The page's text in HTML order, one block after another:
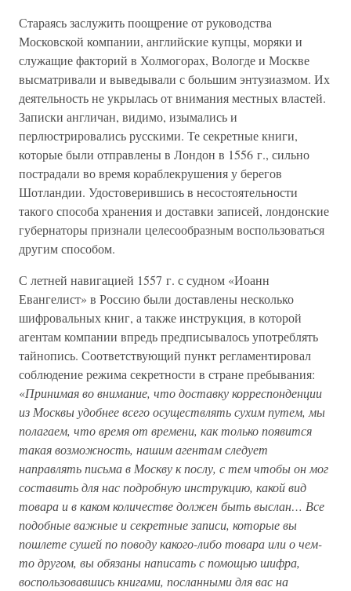
Стараясь заслужить поощрение от руководства
Московской компании, английские купцы, моряки и
служащие факторий в Холмогорах, Вологде и Москве
высматривали и выведывали с большим энтузиазмом. Их
деятельность не укрылась от внимания местных властей.
Записки англичан, видимо, изымались и
перлюстрировались русскими. Те секретные книги,
которые были отправлены в Лондон в 1556 г., сильно
пострадали во время кораблекрушения у берегов
Шотландии. Удостоверившись в несостоятельности
такого способа хранения и доставки записей, лондонские
губернаторы признали целесообразным воспользоваться
другим способом.
С летней навигацией 1557 г. с судном «Иоанн
Евангелист» в Россию были доставлены несколько
шифровальных книг, а также инструкция, в которой
агентам компании впредь предписывалось употреблять
тайнопись. Соответствующий пункт регламентировал
соблюдение режима секретности в стране пребывания:
«Принимая во внимание, что доставку корреспонденции
из Москвы удобнее всего осуществлять сухим путем, мы
полагаем, что время от времени, как только появится
такая возможность, нашим агентам следует
направлять письма в Москву к послу, с тем чтобы он мог
составить для нас подробную инструкцию, какой вид
товара и в каком количестве должен быть выслан… Все
подобные важные и секретные записи, которые вы
пошлете сушей по поводу какого-либо товара или о чем-
то другом, вы обязаны написать с помощью шифра,
воспользовавшись книгами, посланными для вас на